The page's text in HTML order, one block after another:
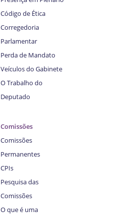
Código de Ética
Corregedoria
Parlamentar
Perda de Mandato
Veículos do Gabinete
O Trabalho do
Deputado
Comissões
Comissões
Permanentes
CPIs
Pesquisa das
Comissões
O que é uma